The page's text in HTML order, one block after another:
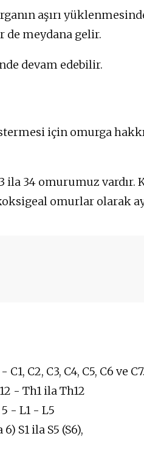
aşırı
de meydana gelir.
devam edebilir.
için omurga
34 omurumuz vardır.
omurlar olarak
C2, C3, C4, C5, C6 ve C7.
- Th1 ila Th12
- L1 - L5
S1 ila S5 (S6),